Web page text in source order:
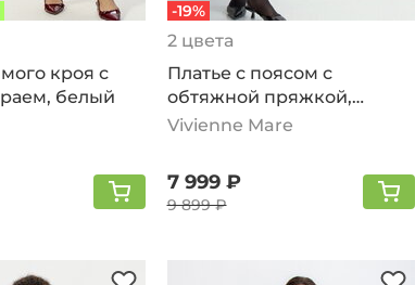
кроя с
белый
-19%
2 цвета
Платье с поясом с
обтяжной пряжкой,
белый
Vivienne Mare
7 999 ₽
9 899 ₽